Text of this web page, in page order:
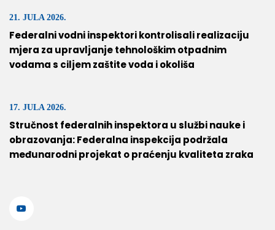
21. JULA 2026.
Federalni vodni inspektori kontrolisali realizaciju
mjera za upravljanje tehnološkim otpadnim
vodama s ciljem zaštite voda i okoliša
17. JULA 2026.
Stručnost federalnih inspektora u službi nauke i
obrazovanja: Federalna inspekcija podržala
međunarodni projekat o praćenju kvaliteta zraka